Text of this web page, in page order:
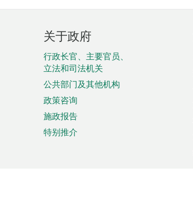
页
脚
菜
单
关于政府
行政长官、主要官员、
立法和司法机关
公共部门及其他机构
政策咨询
施政报告
特别推介